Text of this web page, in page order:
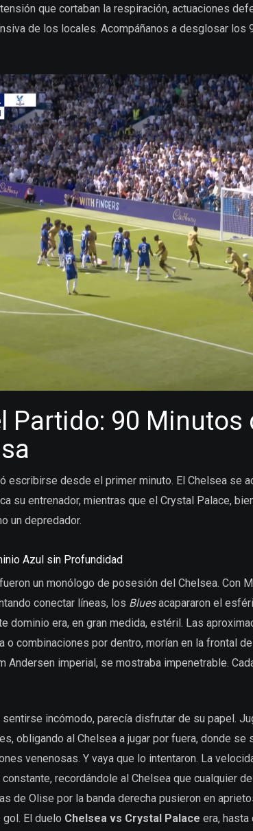
que cortaban la respiración, actuaciones
de los locales. Acompáñanos a desglosar los
Partido: 90 Minutos
escribirse desde el primer minuto. El Chelsea se
su entrenador, mientras que el Crystal Palace,
un depredador.
Azul sin Profundidad
un monólogo de posesión del Chelsea. Con
conectar líneas, los Bluesacapararon el
dominio era, en gran medida, estéril. Las
o combinaciones por dentro, morían en la frontal
Andersen imperial, se mostraba impenetrable.
incómodo, parecía disfrutar de su papel.
obligando al Chelsea a jugar por fuera, donde se
venenosas. Y vaya que lo intentaron. La
recordándole al Chelsea que cualquier
de Olise por la banda derecha pusieron en
El duelo Chelsea vs Crystal Palace era, hasta